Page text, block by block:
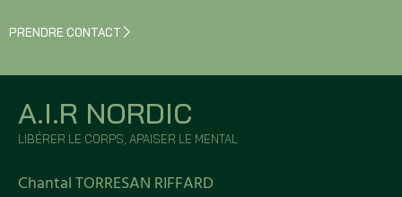
PRENDRE CONTACT
A.I.R NORDIC
LIBÉRER LE CORPS, APAISER LE MENTAL
Chantal TORRESAN RIFFARD